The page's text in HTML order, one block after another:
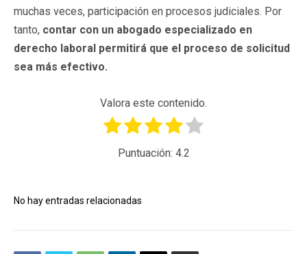
muchas veces, participación en procesos judiciales. Por
tanto, contar con un abogado especializado en
derecho laboral permitirá que el proceso de solicitud
sea más efectivo.
Valora este contenido.
Puntuación: 4.2
No hay entradas relacionadas